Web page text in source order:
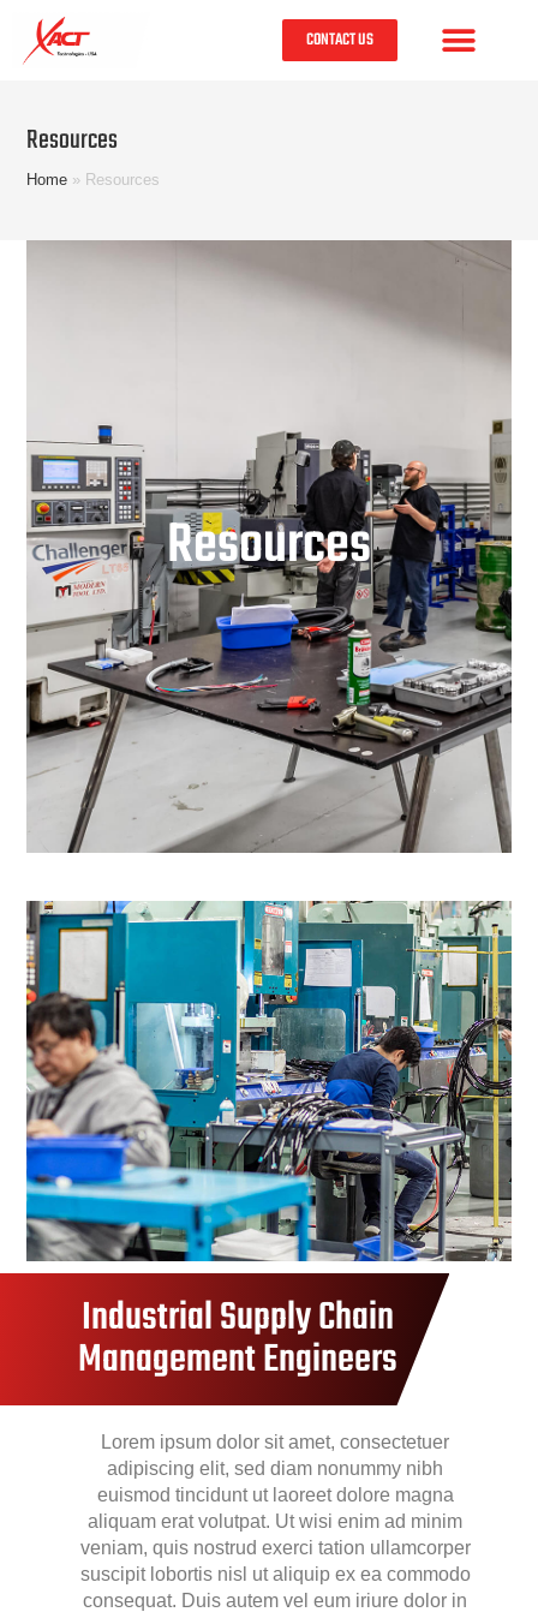
CONTACT US
Resources
Home » Resources
Resources
Industrial Supply Chain
Management Engineers
Lorem ipsum dolor sit amet, consectetuer
adipiscing elit, sed diam nonummy nibh
euismod tincidunt ut laoreet dolore magna
aliquam erat volutpat. Ut wisi enim ad minim
veniam, quis nostrud exerci tation ullamcorper
suscipit lobortis nisl ut aliquip ex ea commodo
consequat. Duis autem vel eum iriure dolor in